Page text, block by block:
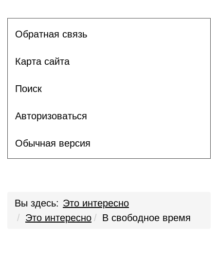
Обратная связь
Карта сайта
Поиск
Авторизоваться
Обычная версия
Вы здесь: Это интересно
Это интересно
В свободное время